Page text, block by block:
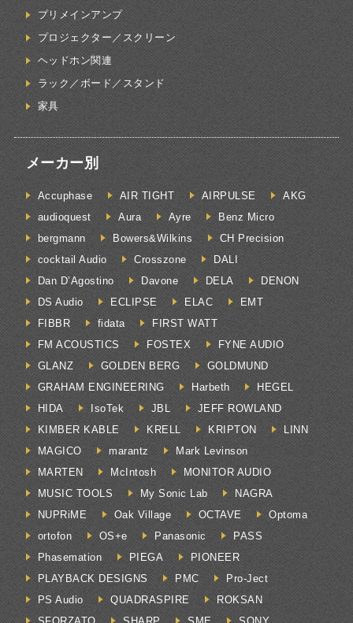
プリメインアンプ
プロジェクター／スクリーン
ヘッドホン関連
ラック／ボード／スタンド
家具
メーカー別
Accuphase AIR TIGHT AIRPULSE
AKG
audioquest
Aura Ayre
Benz Micro
bergmann
Bowers&Wilkins
CH Precision
cocktail Audio
Crosszone
DALI
Dan D’Agostino
Davone DELA
DENON
DS Audio
ECLIPSE ELAC
EMT
FIBBR
fidata
FIRST WATT
FM ACOUSTICS
FOSTEX
FYNE AUDIO
GLANZ
GOLDEN BERG
GOLDMUND
GRAHAM ENGINEERING
Harbeth
HEGEL
HIDA
IsoTek JBL
JEFF ROWLAND
KIMBER KABLE
KRELL KRIPTON
LINN
MAGICO
marantz
Mark Levinson
MARTEN
McIntosh
MONITOR AUDIO
MUSIC TOOLS
My Sonic Lab
NAGRA
NUPRiME
Oak Village OCTAVE
Optoma
ortofon
OS+e Panasonic
PASS
Phasemation
PIEGA
PIONEER
PLAYBACK DESIGNS
PMC
Pro-Ject
PS Audio
QUADRASPIRE
ROKSAN